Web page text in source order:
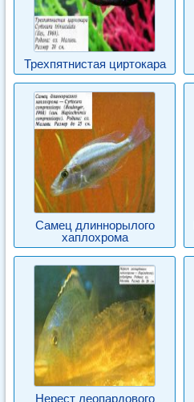
Трехпятнистая циртокара
Самец длиннорылого
хаплохрома
Нерест леопардового